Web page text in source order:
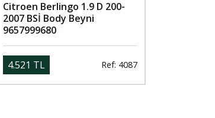
Citroen Berlingo 1.9 D 200-
2007 BSİ Body Beyni
9657999680
4.521 TL Ref: 4087